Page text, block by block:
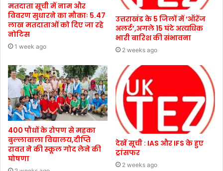
मतदाता सूची में नाम और
विवरण सुधारने का मौकाः 5.47
लाख मतदाताओं को दिए जा रहे
नोटिस
1 week ago
उत्तराखंड के 5 जिलों में ‘ऑरेंज
अलर्ट’,अगले 15 घंटे अत्यधिक
भारी बारिश की संभावना
2 weeks ago
400 पौधों के रोपण से महका
बुल्लावाला विद्यालय,दीप्ति
रावत ने की स्कूल गोद लेने की
घोषणा
देखें सूची : IAS और IFS के हुए
ट्रांसफर
2 weeks ago